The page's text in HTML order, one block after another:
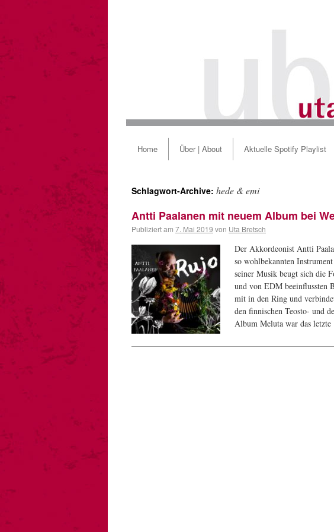
Home Über | About Aktuelle Spotify Playlist
Schlagwort-Archive: hede & emi
Antti Paalanen mit neuem Album bei
Publiziert am 7. Mai 2019 von Uta Bretsch
Der Akkordeonist Antti
so wohlbekannten
seiner Musik beugt sich die
und von EDM beeinflussten
mit in den Ring und
den finnischen Teosto- und
Album Meluta war das